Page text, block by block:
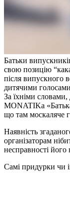
Батьки
свою позицію
після випускного
дитячими
За їхніми
MONATIKа
що там москаляче
Наявність
організаторам
несправності
Самі придурки чи